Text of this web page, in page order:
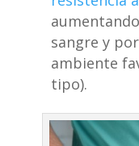
sangre y
ambiente
tipo).